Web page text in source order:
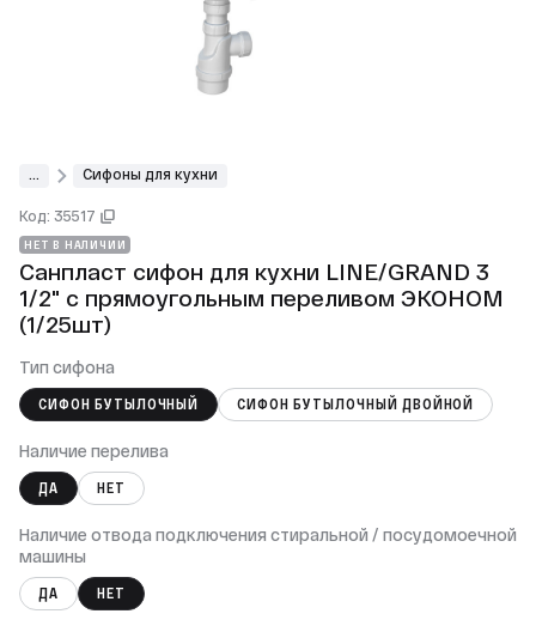
Сифоны для кухни
Код: 35517
НЕТ В НАЛИЧИИ
Санпласт сифон для кухни LINE/GRAND 3
1/2" с прямоугольным переливом ЭКОНОМ
(1/25шт)
Тип сифона
СИФОН БУТЫЛОЧНЫЙ СИФОН БУТЫЛОЧНЫЙ ДВОЙНОЙ
Наличие перелива
ДА НЕТ
Наличие отвода подключения стиральной / посудомоечной
машины
ДА НЕТ